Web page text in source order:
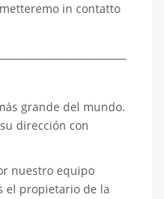
in contatto
grande del mundo.
dirección con
nuestro equipo
el propietario de la